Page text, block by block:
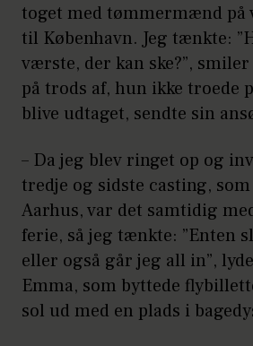
toget med tømmermænd på
til København. Jeg tænkte:
værste, der kan ske?”,
på trods af, hun ikke troede
blive udtaget, sendte sin
– Da jeg blev ringet op og
tredje og sidste casting,
Aarhus, var det samtidig
ferie, så jeg tænkte: ”Enten
eller også går jeg all in”,
Emma, som byttede
sol ud med en plads i